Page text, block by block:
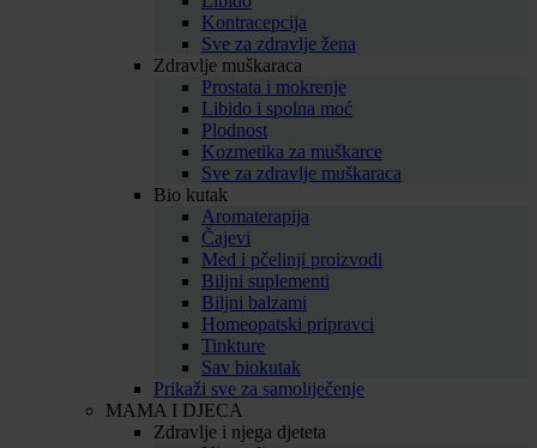
Kontracepcija
Sve za zdravlje žena
Zdravlje muškaraca
Prostata i mokrenje
Libido i spolna moć
Plodnost
Kozmetika za muškarce
Sve za zdravlje muškaraca
Bio kutak
Aromaterapija
Čajevi
Med i pčelinji proizvodi
Biljni suplementi
Biljni balzami
Homeopatski pripravci
Tinkture
Sav biokutak
Prikaži sve za samoliječenje
MAMA I DJECA
Zdravlje i njega djeteta